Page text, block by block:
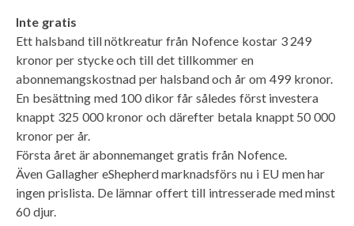
Inte gratis
Ett halsband till nötkreatur från Nofence kostar 3 249
kronor per stycke och till det tillkommer en
abonnemangskostnad per halsband och år om 499 kronor.
En besättning med 100 dikor får således först investera
knappt 325 000 kronor och därefter betala knappt 50 000
kronor per år.
Första året är abonnemanget gratis från Nofence.
Även Gallagher eShepherd marknadsförs nu i EU men har
ingen prislista. De lämnar offert till intresserade med minst
60 djur.